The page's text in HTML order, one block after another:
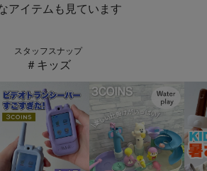
アイテムも見ています
スタッフスナップ
＃キッズ